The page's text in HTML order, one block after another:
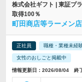
株式会社ギフト | 東証
取得100％
町田商店等ラーメン
正社員 職種・業種未経
女性のおしごと掲載中
情報更新日：2026/08/04 終